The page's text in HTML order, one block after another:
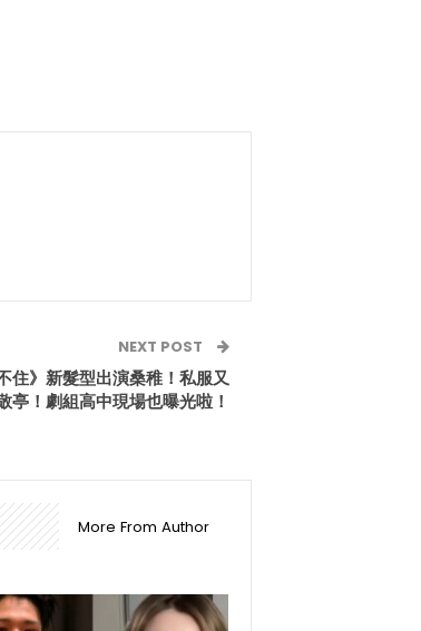
NEXT POST
住》新髮型出演桑稚！私服又
亭！劇組高中現場也曝光啦！
More From Author